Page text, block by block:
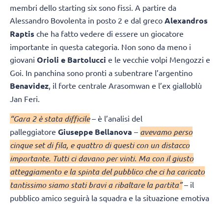
membri dello starting six sono fissi. A partire da
Alessandro Bovolenta in posto 2 e dal greco Alexandros
Raptis che ha fatto vedere di essere un giocatore
importante in questa categoria. Non sono da meno i
giovani Orioli e Bartolucci e le vecchie volpi Mengozzi e
Goi. In panchina sono pronti a subentrare l’argentino
Benavidez , il forte centrale Arasomwan e l’ex gialloblù
Jan Feri.
“Gara 2 è stata difficile– è l’analisi del
palleggiatore Giuseppe Bellanova – avevamo perso
cinque set di fila, e quattro di questi con un distacco
importante. Tutti ci davano per vinti. Ma con il giusto
atteggiamento e la spinta del pubblico che ci ha caricato
tantissimo siamo stati bravi a ribaltare la partita”– il
pubblico amico seguirà la squadra e la situazione emotiva